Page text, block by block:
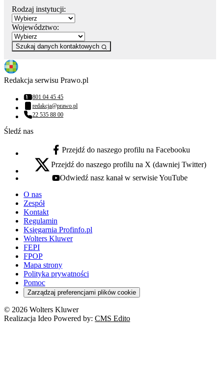
Rodzaj instytucji:
Województwo:
Szukaj danych kontaktowych
Redakcja serwisu Prawo.pl
Numer telefonu:
801 04 45 45
Adres email:
redakcja@prawo.pl
Numer telefonu:
22 535 88 00
Śledź nas
facebook - otwiera się w nowej karcie
Przejdź do naszego profilu na Facebooku
x - otwiera się w nowej karcie
Przejdź do naszego profilu na X (dawniej Twitter)
youtube - otwiera się w nowej karcie
Odwiedź nasz kanał w serwisie YouTube
O nas
Zespół
Kontakt
Regulamin
Księgarnia Profinfo.pl
Wolters Kluwer
FEPI
FPOP
Mapa strony
Polityka prywatności
Pomoc
Zarządzaj preferencjami plików cookie
© 2026 Wolters Kluwer
Realizacja Ideo Powered by: CMS Edito